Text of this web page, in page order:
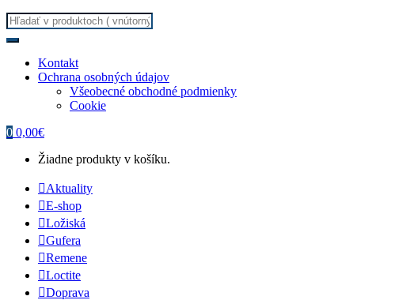
Search for:
Kontakt
Ochrana osobných údajov
Všeobecné obchodné podmienky
Cookie
0 0,00€
Žiadne produkty v košíku.
Aktuality
E-shop
Ložiská
Gufera
Remene
Loctite
Doprava